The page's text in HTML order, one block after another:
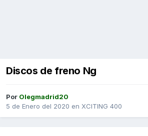
Discos de freno Ng
Por Olegmadrid20
5 de Enero del 2020 en XCITING 400